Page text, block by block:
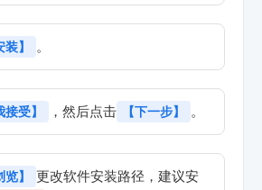
装】 。
接受】 ，然后点击 【下一步】 。
览】
更改软件安装路径，建议安